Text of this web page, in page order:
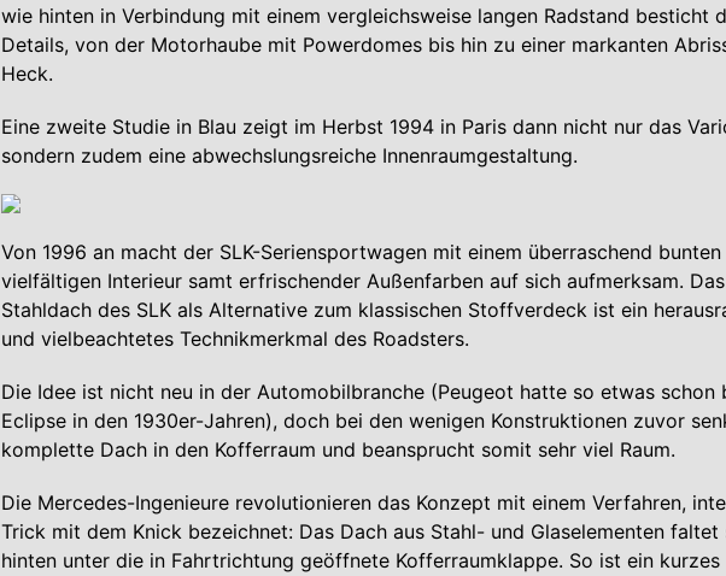
wie hinten in Verbindung mit einem vergleichsweise langen Radstand besticht
Details, von der Motorhaube mit Powerdomes bis hin zu einer markanten
Heck.
Eine zweite Studie in Blau zeigt im Herbst 1994 in Paris dann nicht nur das
sondern zudem eine abwechslungsreiche Innenraumgestaltung.
Von 1996 an macht der SLK-Seriensportwagen mit einem überraschend bunten
vielfältigen Interieur samt erfrischender Außenfarben auf sich aufmerksam.
Stahldach des SLK als Alternative zum klassischen Stoffverdeck ist ein
und vielbeachtetes Technikmerkmal des Roadsters.
Die Idee ist nicht neu in der Automobilbranche (Peugeot hatte so etwas schon
Eclipse in den 1930er-Jahren), doch bei den wenigen Konstruktionen zuvor
komplette Dach in den Kofferraum und beansprucht somit sehr viel Raum.
Die Mercedes-Ingenieure revolutionieren das Konzept mit einem Verfahren,
Trick mit dem Knick bezeichnet: Das Dach aus Stahl- und Glaselementen faltet
hinten unter die in Fahrtrichtung geöffnete Kofferraumklappe. So ist ein kurzes